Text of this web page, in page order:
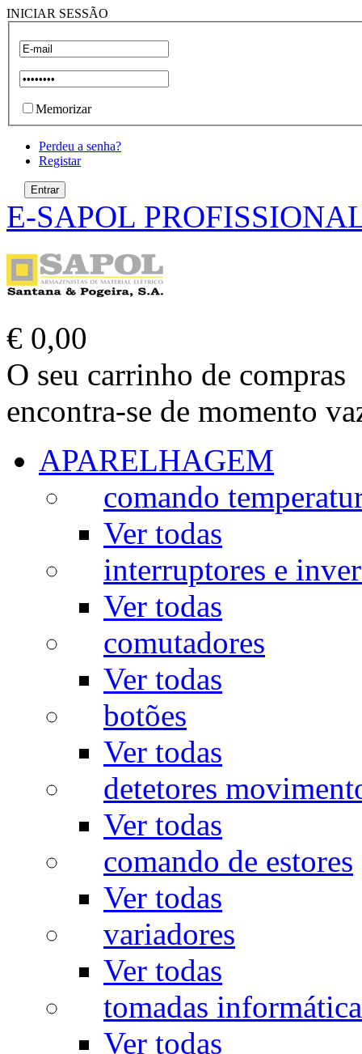
INICIAR SESSÃO
Memorizar
Perdeu a senha?
Registar
E-SAPOL
€ 0,00
O seu carrinho de compras
encontra-se de momento
APARELHAGEM
comando
Ver todas
interruptores e
Ver todas
comutadores
Ver todas
botões
Ver todas
detetores
Ver todas
comando de estores
Ver todas
variadores
Ver todas
tomadas
Ver todas